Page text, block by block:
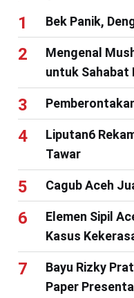
Bek Panik,
Mengenal
untuk Sahabat
Liputan6
Tawar
Cagub Aceh
Elemen Sipil
Kasus
Bayu Rizky
Paper